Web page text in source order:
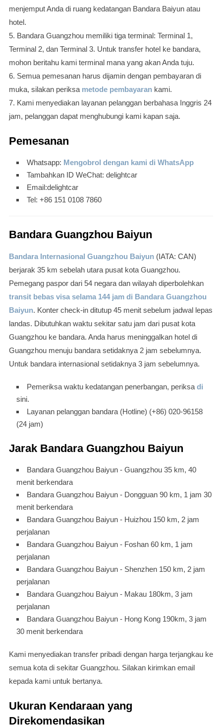
menjemput Anda di ruang kedatangan Bandara Baiyun atau
hotel.
5. Bandara Guangzhou memiliki tiga terminal: Terminal 1,
Terminal 2, dan Terminal 3. Untuk transfer hotel ke bandara,
mohon beritahu kami terminal mana yang akan Anda tuju.
6. Semua pemesanan harus dijamin dengan pembayaran di
muka, silakan periksa metode pembayarankami.
7. Kami menyediakan layanan pelanggan berbahasa Inggris 24
jam, pelanggan dapat menghubungi kami kapan saja.
Pemesanan
Whatsapp: Mengobrol dengan kami di WhatsApp
Tambahkan ID WeChat: delightcar
Email:delightcar
Tel: +86 151 0108 7860
Bandara Guangzhou Baiyun
Bandara Internasional Guangzhou Baiyun(IATA: CAN)
berjarak 35 km sebelah utara pusat kota Guangzhou.
Pemegang paspor dari 54 negara dan wilayah diperbolehkan
transit bebas visa selama 144 jam di Bandara Guangzhou
Baiyun. Konter check-in ditutup 45 menit sebelum jadwal lepas
landas. Dibutuhkan waktu sekitar satu jam dari pusat kota
Guangzhou ke bandara. Anda harus meninggalkan hotel di
Guangzhou menuju bandara setidaknya 2 jam sebelumnya.
Untuk bandara internasional setidaknya 3 jam sebelumnya.
Pemeriksa waktu kedatangan penerbangan, periksa di
sini.
Layanan pelanggan bandara (Hotline) (+86) 020-96158
(24 jam)
Jarak Bandara Guangzhou Baiyun
Bandara Guangzhou Baiyun - Guangzhou 35 km, 40
menit berkendara
Bandara Guangzhou Baiyun - Dongguan 90 km, 1 jam 30
menit berkendara
Bandara Guangzhou Baiyun - Huizhou 150 km, 2 jam
perjalanan
Bandara Guangzhou Baiyun - Foshan 60 km, 1 jam
perjalanan
Bandara Guangzhou Baiyun - Shenzhen 150 km, 2 jam
perjalanan
Bandara Guangzhou Baiyun - Makau 180km, 3 jam
perjalanan
Bandara Guangzhou Baiyun - Hong Kong 190km, 3 jam
30 menit berkendara
Kami menyediakan transfer pribadi dengan harga terjangkau ke
semua kota di sekitar Guangzhou. Silakan kirimkan email
kepada kami untuk bertanya.
Ukuran Kendaraan yang
Direkomendasikan